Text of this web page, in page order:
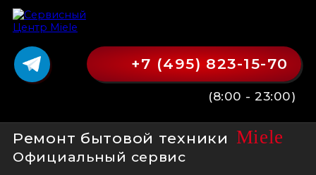
+7 (495) 823-15-70
(8:00 - 23:00)
Ремонт бытовой техники Miele
Официальный сервис